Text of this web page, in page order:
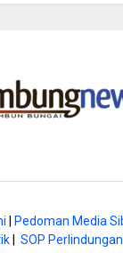
Pedoman Media
| SOP